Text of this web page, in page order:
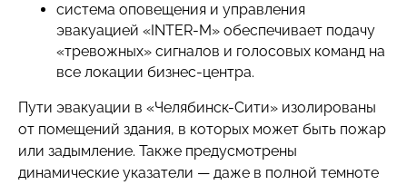
система оповещения и управления
эвакуацией «INTER-M» обеспечивает подачу
«тревожных» сигналов и голосовых команд на
все локации бизнес-центра.
Пути эвакуации в «Челябинск-Сити» изолированы
от помещений здания, в которых может быть пожар
или задымление. Также предусмотрены
динамические указатели — даже в полной темноте